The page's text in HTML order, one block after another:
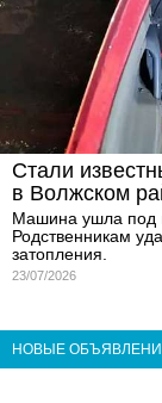
Стали
в Волжском
Машина ушла под
Родственникам
затопления.
23/07/2026
НОВЫЕ